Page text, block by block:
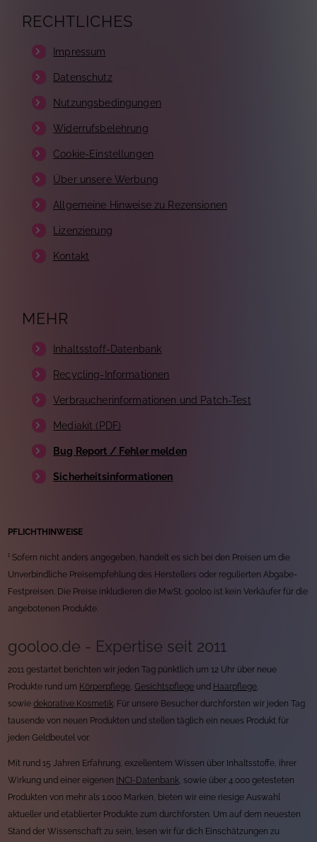
RECHTLICHES
Impressum
Datenschutz
Nutzungsbedingungen
Widerrufsbelehrung
Cookie-Einstellungen
Über unsere Werbung
Allgemeine Hinweise zu Rezensionen
Lizenzierung
Kontakt
MEHR
Inhaltsstoff-Datenbank
Recycling-Informationen
Verbraucherinformationen und Patch-Test
Mediakit (PDF)
Bug Report / Fehler melden
Sicherheitsinformationen
PFLICHTHINWEISE
¹ Sofern nicht anders angegeben, handelt es sich bei den Preisen um die
Unverbindliche Preisempfehlung des Herstellers oder regulierten Abgabe-
Festpreisen. Die Preise inkludieren die MwSt. gooloo ist kein Verkäufer für die
angebotenen Produkte.
gooloo.de - Expertise seit 2011
2011 gestartet berichten wir jeden Tag pünktlich um 12 Uhr über neue
Produkte rund um Körperpflege,Gesichtspflege und Haarpflege,
sowiedekorative Kosmetik. Für unsere Besucher durchforsten wir jeden Tag
tausende von neuen Produkten und stellen täglich ein neues Produkt für
jeden Geldbeutel vor.
Mit rund 15 Jahren Erfahrung, exzellentem Wissen über Inhaltsstoffe, ihrer
Wirkung und einer eigenen
INCI-Datenbank, sowie über 4.000 getesteten
Produkten von mehr als 1.000 Marken, bieten wir eine riesige Auswahl
aktueller und etablierter Produkte zum durchforsten. Um auf dem neuesten
Stand der Wissenschaft zu sein, lesen wir für dich Einschätzungen zu